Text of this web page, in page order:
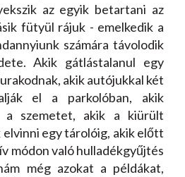
az egyik betartani az
fütyül rájuk - emelkedik a
számára távolodik
Akik gátlástalanul egy
akik autójukkal két
el a parkolóban, akik
a szemetet, akik a kiürült
egy tárolóig, akik előtt
módon való hulladékgyűjtés
még azokat a példákat,